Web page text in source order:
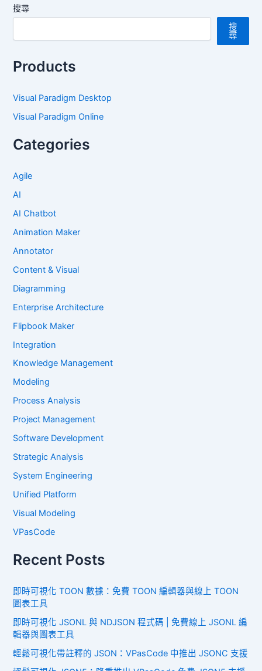
搜尋
搜
尋
Products
Visual Paradigm Desktop
Visual Paradigm Online
Categories
Agile
AI
AI Chatbot
Animation Maker
Annotator
Content & Visual
Diagramming
Enterprise Architecture
Flipbook Maker
Integration
Knowledge Management
Modeling
Process Analysis
Project Management
Software Development
Strategic Analysis
System Engineering
Unified Platform
Visual Modeling
VPasCode
Recent Posts
即時可視化 TOON 數據：免費 TOON 編輯器與線上 TOON
圖表工具
即時可視化 JSONL 與 NDJSON 程式碼 | 免費線上 JSONL 編
輯器與圖表工具
輕鬆可視化帶註釋的 JSON：VPasCode 中推出 JSONC 支援